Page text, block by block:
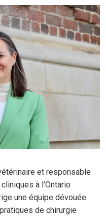
et responsable
à l’Ontario
une équipe dévouée
de chirurgie